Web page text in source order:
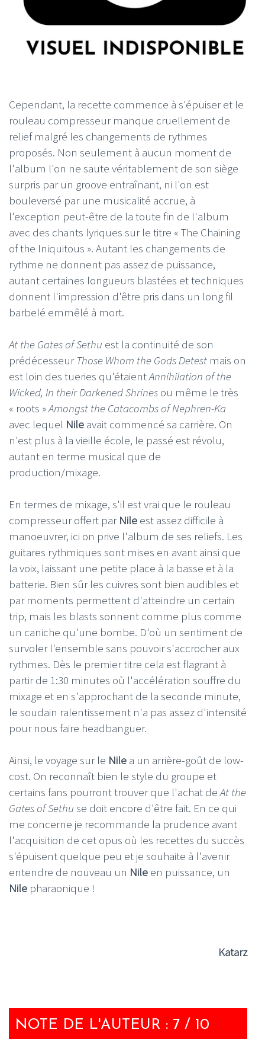
Cependant, la recette commence à s'épuiser et le
rouleau compresseur manque cruellement de
relief malgré les changements de rythmes
proposés. Non seulement à aucun moment de
l'album l'on ne saute véritablement de son siège
surpris par un groove entraînant, ni l'on est
bouleversé par une musicalité accrue, à
l'exception peut-être de la toute fin de l'album
avec des chants lyriques sur le titre « The Chaining
of the Iniquitous ». Autant les changements de
rythme ne donnent pas assez de puissance,
autant certaines longueurs blastées et techniques
donnent l'impression d'être pris dans un long fil
barbelé emmêlé à mort.
At the Gates of Sethu est la continuité de son
prédécesseur Those Whom the Gods Detest mais on
est loin des tueries qu'étaientAnnihilation of the
Wicked, In their Darkened Shrines ou même le très
« roots »Amongst the Catacombs of Nephren-Ka
avec lequel Nile avait commencé sa carrière. On
n'est plus à la vieille école, le passé est révolu,
autant en terme musical que de
production/mixage.
En termes de mixage, s'il est vrai que le rouleau
compresseur offert par Nile est assez difficile à
manoeuvrer, ici on prive l'album de ses reliefs. Les
guitares rythmiques sont mises en avant ainsi que
la voix, laissant une petite place à la basse et à la
batterie. Bien sûr les cuivres sont bien audibles et
par moments permettent d'atteindre un certain
trip, mais les blasts sonnent comme plus comme
un caniche qu'une bombe. D'où un sentiment de
survoler l'ensemble sans pouvoir s'accrocher aux
rythmes. Dès le premier titre cela est flagrant à
partir de 1:30 minutes où l'accélération souffre du
mixage et en s'approchant de la seconde minute,
le soudain ralentissement n'a pas assez d'intensité
pour nous faire headbanguer.
Ainsi, le voyage sur le Nile a un arrière-goût de low-
cost. On reconnaît bien le style du groupe et
certains fans pourront trouver que l'achat deAt the
Gates of Sethu se doit encore d'être fait. En ce qui
me concerne je recommande la prudence avant
l'acquisition de cet opus où les recettes du succès
s'épuisent quelque peu et je souhaite à l'avenir
entendre de nouveau un Nile en puissance, un
Nile pharaonique !
Katarz
NOTE DE L'AUTEUR : 7 / 10